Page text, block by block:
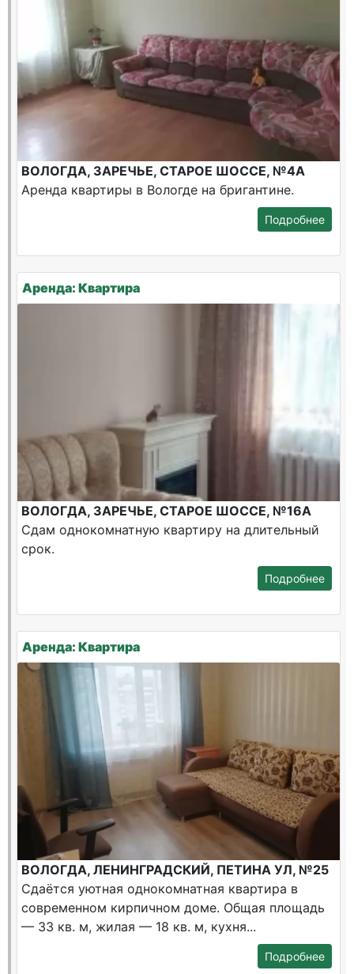
ВОЛОГДА, ЗАРЕЧЬЕ, СТАРОЕ ШОССЕ, №4А
Аренда квартиры в Вологде на бригантине.
Подробнее
Аренда: Квартира
ВОЛОГДА, ЗАРЕЧЬЕ, СТАРОЕ ШОССЕ, №16А
Сдам однокомнатную квартиру на длительный
срок.
Подробнее
Аренда: Квартира
ВОЛОГДА, ЛЕНИНГРАДСКИЙ, ПЕТИНА УЛ, №25
Сдаётся уютная однокомнатная квартира в
современном кирпичном доме. Общая площадь
— 33 кв. м, жилая — 18 кв. м, кухня...
Подробнее